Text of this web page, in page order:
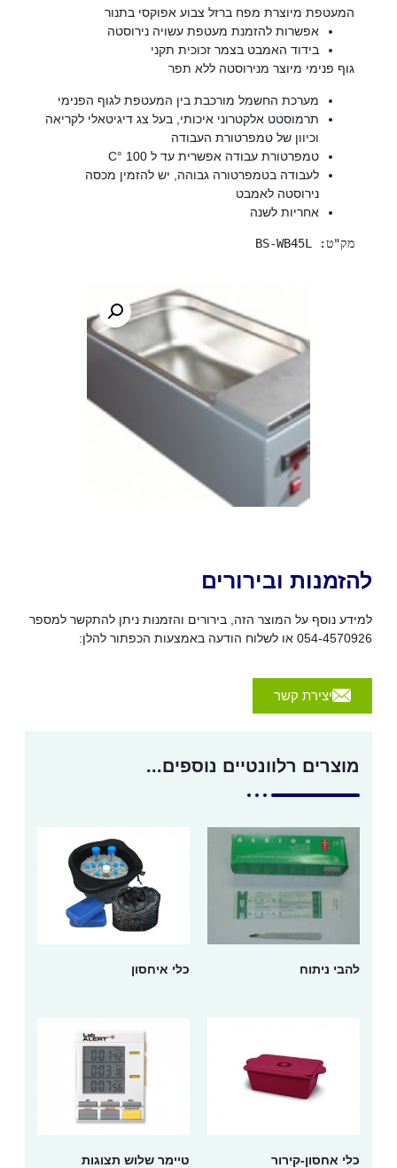
המעטפת מיוצרת מפח ברזל צבוע אפוקסי בתנור
אפשרות להזמנת מעטפת עשויה נירוסטה
בידוד האמבט בצמר זכוכית תקני
גוף פנימי מיוצר מנירוסטה ללא תפר
מערכת החשמל מורכבת בין המעטפת לגוף הפנימי
תרמוסטט אלקטרוני איכותי, בעל צג דיגיטאלי לקריאה
וכיוון של טמפרטורת העבודה
טמפרטורת עבודה אפשרית עד ל 100 °C
לעבודה בטמפרטורה גבוהה, יש להזמין מכסה
נירוסטה לאמבט
אחריות לשנה
מק"ט: BS-WB45L
להזמנות ובירורים
למידע נוסף על המוצר הזה, בירורים והזמנות ניתן להתקשר למספר
054-4570926 או לשלוח הודעה באמצעות הכפתור להלן:
יצירת קשר
מוצרים רלוונטיים נוספים...
להבי ניתוח כלי איחסון
כלי אחסון-קירור טיימר שלוש תצוגות